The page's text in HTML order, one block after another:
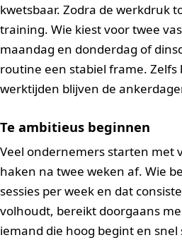
kwetsbaar. Zodra de werkdruk
training. Wie kiest voor twee
maandag en donderdag of
routine een stabiel frame. Zelfs
werktijden blijven de
Te ambitieus beginnen
Veel ondernemers starten met
haken na twee weken af. Wie
sessies per week en dat
volhoudt, bereikt doorgaans
iemand die hoog begint en